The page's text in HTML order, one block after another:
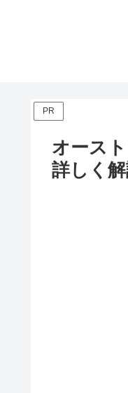
PR
オース
詳しく